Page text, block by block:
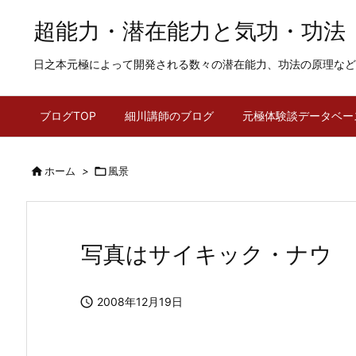
超能力・潜在能力と気功・功法
日之本元極によって開発される数々の潜在能力、功法の原理など
ブログTOP 細川講師のブログ 元極体験談データベー
ホーム > 風景
写真はサイキック・ナウ
 2008年12月19日